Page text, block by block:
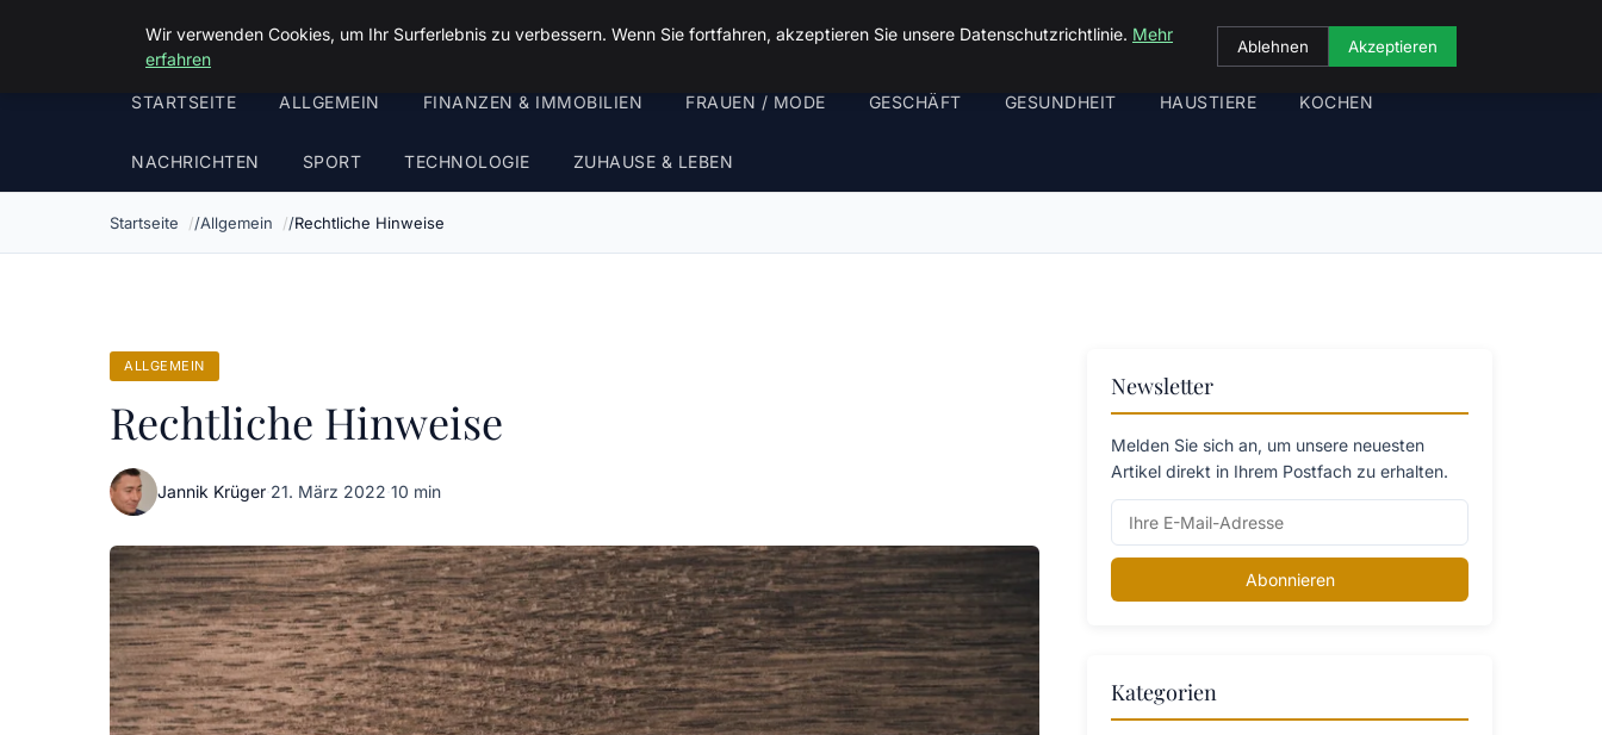
Malzminden
STARTSEITE ALLGEMEIN FINANZEN & IMMOBILIEN FRAUEN / MODE GESCHÄFT GESUNDHEIT HAUSTIERE KOCHEN
NACHRICHTEN SPORT TECHNOLOGIE ZUHAUSE & LEBEN
Startseite Allgemein Rechtliche Hinweise
ALLGEMEIN
Rechtliche Hinweise
Jannik Krüger·21. März 2022·10 min
Newsletter
Melden Sie sich an, um unsere neuesten
Artikel direkt in Ihrem Postfach zu erhalten.
Abonnieren
Kategorien
Wir verwenden Cookies, um Ihr Surferlebnis zu verbessern. Wenn Sie fortfahren, akzeptieren Sie unsere Datenschutzrichtlinie. Mehr
erfahren
Ablehnen Akzeptieren